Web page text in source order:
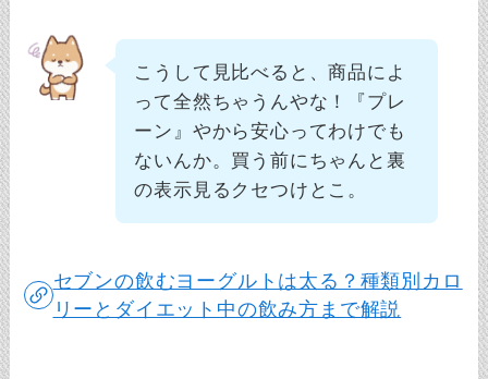
こうして見比べると、商品によ
って全然ちゃうんやな！『プレ
ーン』やから安心ってわけでも
ないんか。買う前にちゃんと裏
の表示見るクセつけとこ。
セブンの飲むヨーグルトは太る？種類別カロ
リーとダイエット中の飲み方まで解説